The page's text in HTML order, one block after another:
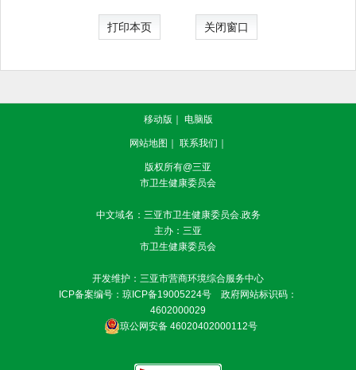
打印本页 关闭窗口
移动版 ｜ 电脑版
网站地图 ｜ 联系我们 ｜
版权所有@三亚
市卫生健康委员会
中文域名：三亚市卫生健康委员会.政务
主办：三亚
市卫生健康委员会
开发维护：三亚市营商环境综合服务中心
ICP备案编号： 琼ICP备19005224号
政府网站标识码：
4602000029
琼公网安备 46020402000112号